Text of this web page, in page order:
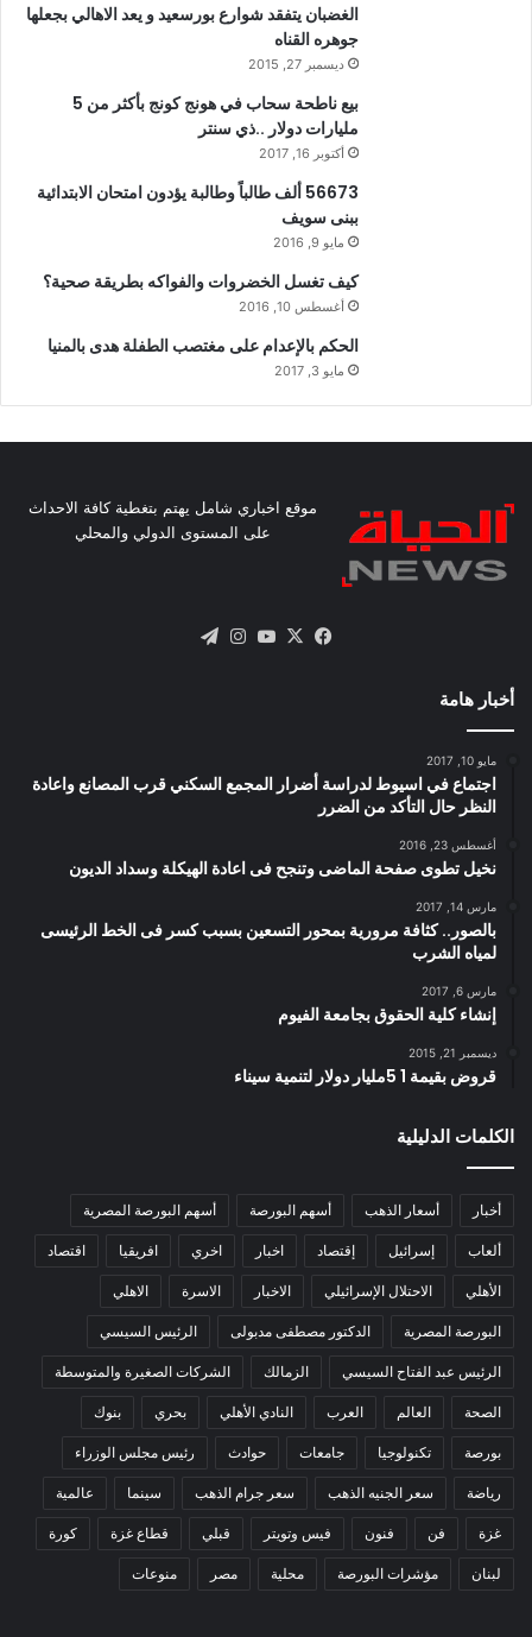
الغضبان يتفقد شوارع بورسعيد و يعد الاهالي بجعلها
جوهره القناه
ديسمبر 27, 2015
بيع ناطحة سحاب في هونج كونج بأكثر من 5
مليارات دولار ..ذي سنتر
أكتوبر 16, 2017
56673 ألف طالباً وطالبة يؤدون امتحان الابتدائية
ببنى سويف
مايو 9, 2016
كيف تغسل الخضروات والفواكه بطريقة صحية؟
أغسطس 10, 2016
الحكم بالإعدام على مغتصب الطفلة هدى بالمنيا
مايو 3, 2017
موقع اخباري شامل يهتم بتغطية كافة الاحداث
على المستوى الدولي والمحلي
فيسبوك
X يوتيوبانستقرام
أخبار هامة
مايو 10, 2017
اجتماع في اسيوط لدراسة أضرار المجمع السكني قرب المصانع واعادة
النظر حال التأكد من الضرر
أغسطس 23, 2016
نخيل تطوى صفحة الماضى وتنجح فى اعادة الهيكلة وسداد الديون
مارس 14, 2017
بالصور.. كثافة مرورية بمحور التسعين بسبب كسر فى الخط الرئيسى
لمياه الشرب
مارس 6, 2017
إنشاء كلية الحقوق بجامعة الفيوم
ديسمبر 21, 2015
قروض بقيمة 1 5مليار دولار لتنمية سيناء
الكلمات الدليلية
أخبار أسعار الذهب أسهم البورصة أسهم البورصة المصرية
ألعاب إسرائيل إقتصاد اخبار اخري افريقيا اقتصاد
الأهلي الاحتلال الإسرائيلي الاخبار الاسرة الاهلي
البورصة المصرية الدكتور مصطفى مدبولى الرئيس السيسي
الرئيس عبد الفتاح السيسي الزمالك الشركات الصغيرة والمتوسطة
الصحة العالم العرب النادي الأهلي بحري بنوك
بورصة تكنولوجيا جامعات حوادث رئيس مجلس الوزراء
رياضة سعر الجنيه الذهب سعر جرام الذهب سينما عالمية
غزة فن فنون فيس وتويتر قبلي قطاع غزة كورة
لبنان مؤشرات البورصة محلية مصر منوعات